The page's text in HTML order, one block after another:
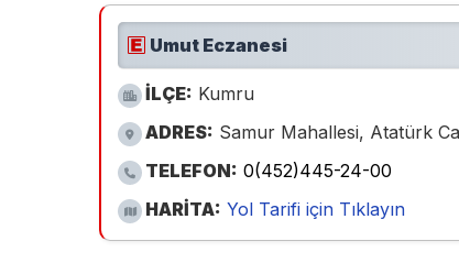
Umut Eczanesi
İLÇE: Kumru
ADRES: Samur Mahallesi, Atatürk
TELEFON: 0(452)445-24-00
HARİTA: Yol Tarifi için Tıklayın